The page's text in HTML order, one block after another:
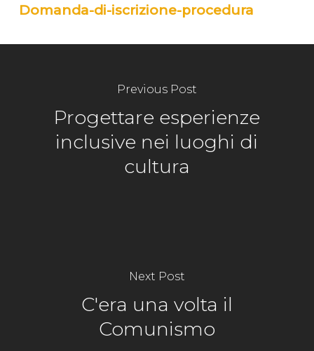
Domanda-di-iscrizione-procedura
Previous Post
Progettare esperienze
inclusive nei luoghi di
cultura
Next Post
C'era una volta il
Comunismo